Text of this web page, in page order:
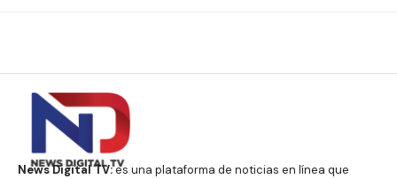
News Digital TV:es una plataforma de noticias en línea que